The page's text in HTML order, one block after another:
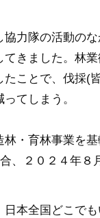
力隊の活動の
てきました。林
たことで、伐採(
てしまう。
林・育林事業を
、２０２４年８
日本全国どこで